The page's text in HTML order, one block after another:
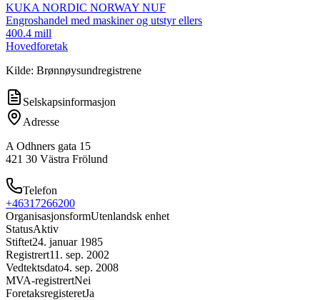
KUKA NORDIC NORWAY NUF
Engroshandel med maskiner og utstyr ellers
400.4 mill
Hovedforetak
Kilde: Brønnøysundregistrene
Selskapsinformasjon
Adresse
A Odhners gata 15
421 30 Västra Frölund
Telefon
+46317266200
OrganisasjonsformUtenlandsk enhet
StatusAktiv
Stiftet24. januar 1985
Registrert11. sep. 2002
Vedtektsdato4. sep. 2008
MVA-registrertNei
ForetaksregisteretJa